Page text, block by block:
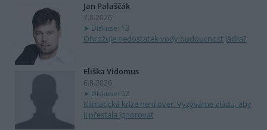
Jan Palaščák
7.8.2026
Diskuse: 13
Ohrožuje nedostatek vody budoucnost jádra?
Eliška Vidomus
6.8.2026
Diskuse: 52
Klimatická krize není over. Vyzýváme vládu, aby
ji přestala ignorovat